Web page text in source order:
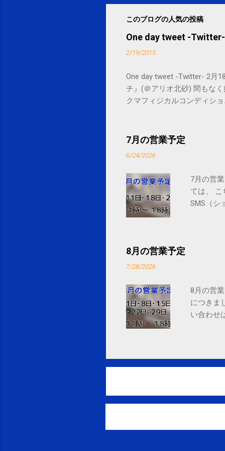
このブログの人気の投稿
One day tweet -Twitter-
2/19/2015
One day tweet -Twitter- 2月
チ』(＠アリオ北砂) 間もな
クマフィジカルコンディシ
7月の営業予定
6/24/2026
7月の営
ては、
SMS（シ
8月の営業予定
7/28/2026
8月の営
につきま
い合わせ